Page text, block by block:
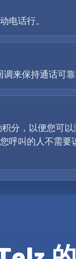
电话行。
来保持通话可靠
，以便您可
呼叫的人不需